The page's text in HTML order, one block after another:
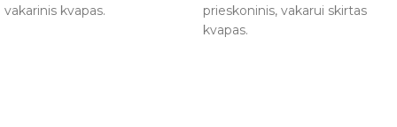
vakarinis kvapas.
prieskoninis, vakarui skirtas
kvapas.